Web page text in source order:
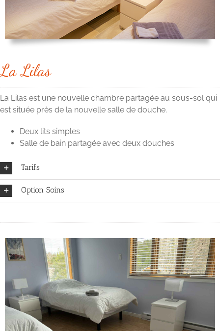
La Lilas
La Lilas est une nouvelle chambre partagée au sous-sol qui
est située près de la nouvelle salle de douche.
Deux lits simples
Salle de bain partagée avec deux douches
Tarifs
Option Soins